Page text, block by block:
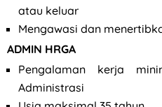
atau keluar
Mengawasi dan
ADMIN HRGA
Pengalaman kerja
Administrasi